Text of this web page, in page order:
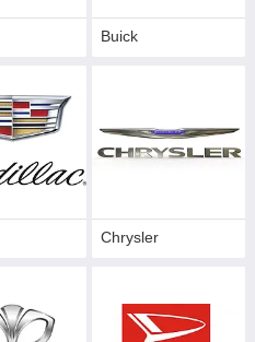
Buick
Сhrysler